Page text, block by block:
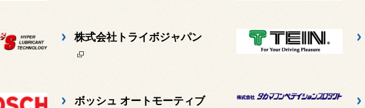
株式会社トライボジャパン
ボッシュ オートモーティブ